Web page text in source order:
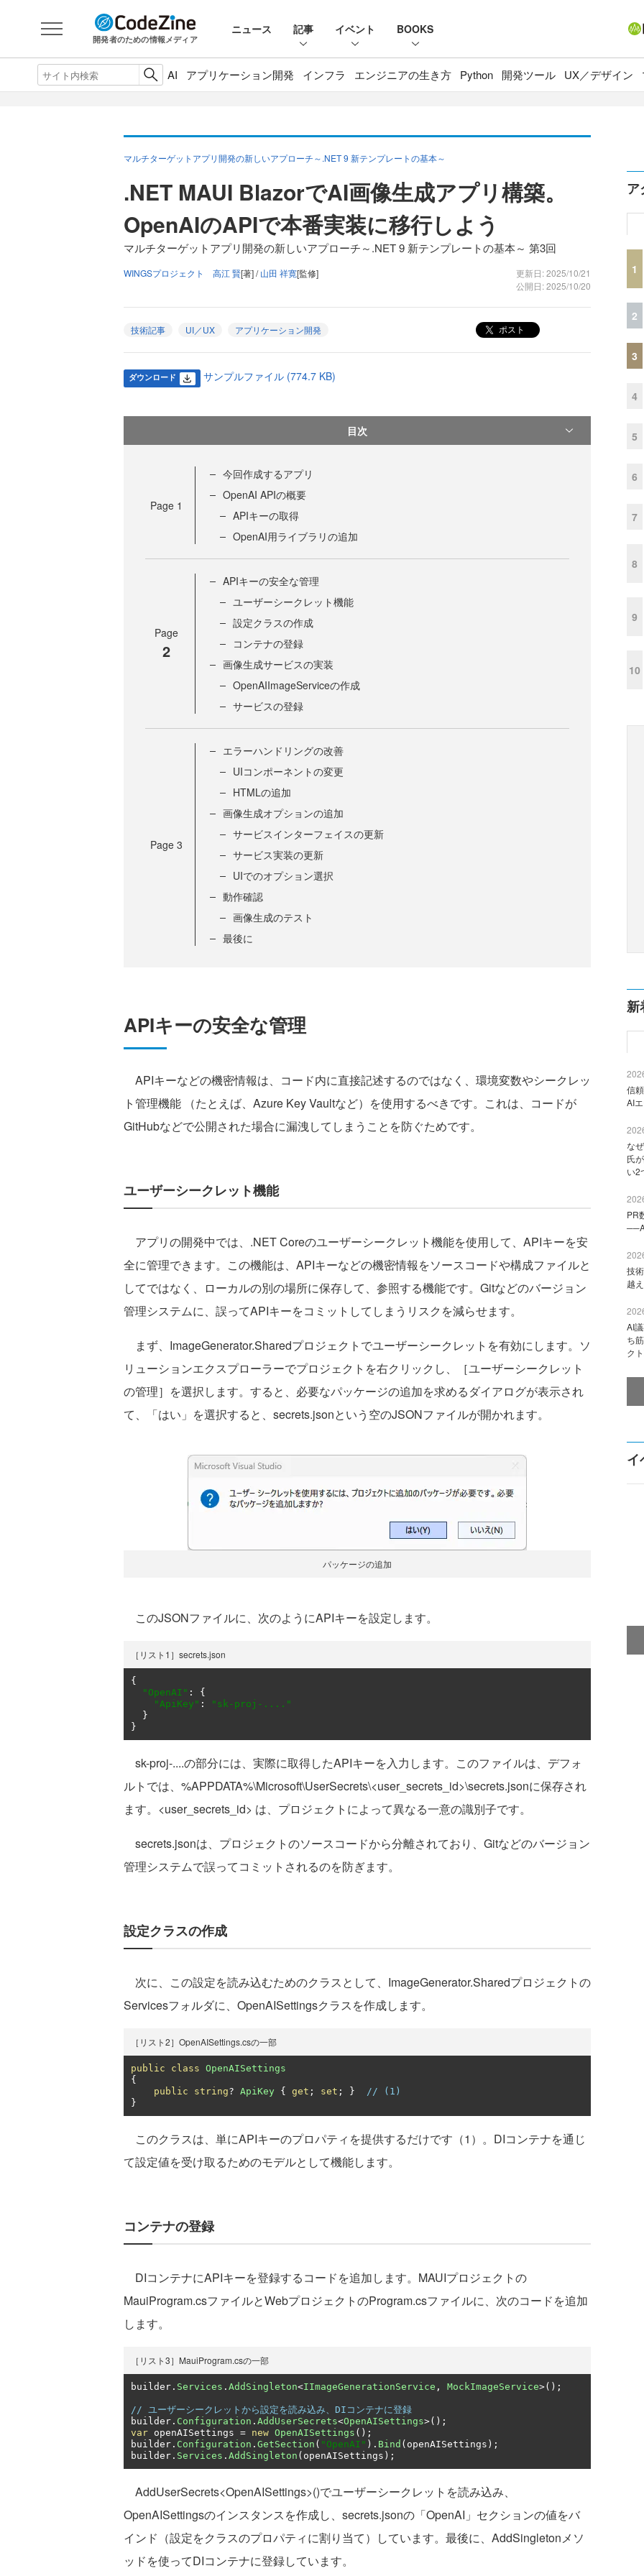
開発者のための情報メディア
ニュース 記事 イベント BOOKS
AI アプリケーション開発 インフラ エンジニアの生き方 Python 開発ツール UX／デザイン
マルチターゲットアプリ開発の新しいアプローチ～.NET 9 新テンプレートの基本～
.NET MAUI BlazorでAI画像生成アプリ構築。
OpenAIのAPIで本番実装に移行しよう
マルチターゲットアプリ開発の新しいアプローチ～.NET 9 新テンプレートの基本～ 第3回
WINGSプロジェクト 高江 賢[著] /山田 祥寛[監修]
更新日: 2025/10/21
公開日: 2025/10/20
技術記事 UI／UX アプリケーション開発 ポスト
ダウンロード サンプルファイル (774.7 KB)
目次
Page 1
今回作成するアプリ
OpenAI APIの概要
APIキーの取得
OpenAI用ライブラリの追加
Page
2
APIキーの安全な管理
ユーザーシークレット機能
設定クラスの作成
コンテナの登録
画像生成サービスの実装
OpenAIImageServiceの作成
サービスの登録
Page 3
エラーハンドリングの改善
UIコンポーネントの変更
HTMLの追加
画像生成オプションの追加
サービスインターフェイスの更新
サービス実装の更新
UIでのオプション選択
動作確認
画像生成のテスト
最後に
APIキーの安全な管理
APIキーなどの機密情報は、コード内に直接記述するのではなく、環境変数やシークレッ
ト管理機能 （たとえば、Azure Key Vaultなど）を使用するべきです。これは、コードが
GitHubなどで公開された場合に漏洩してしまうことを防ぐためです。
ユーザーシークレット機能
アプリの開発中では、.NET Coreのユーザーシークレット機能を使用して、APIキーを安
全に管理できます。この機能は、APIキーなどの機密情報をソースコードや構成ファイルと
してではなく、ローカルの別の場所に保存して、参照する機能です。Gitなどのバージョン
管理システムに、誤ってAPIキーをコミットしてしまうリスクを減らせます。
まず、ImageGenerator.Sharedプロジェクトでユーザーシークレットを有効にします。ソ
リューションエクスプローラーでプロジェクトを右クリックし、［ユーザーシークレット
の管理］を選択します。すると、必要なパッケージの追加を求めるダイアログが表示され
て、「はい」を選択すると、secrets.jsonという空のJSONファイルが開かれます。
パッケージの追加
このJSONファイルに、次のようにAPIキーを設定します。
［リスト1］secrets.json
{
"OpenAI" :
{
"ApiKey" :
"sk-proj-...."
}
}
sk-proj-....の部分には、実際に取得したAPIキーを入力します。このファイルは、デフォ
ルトでは、%APPDATA%\Microsoft\UserSecrets\<user_secrets_id>\secrets.jsonに保存され
ます。<user_secrets_id> は、プロジェクトによって異なる一意の識別子です。
secrets.jsonは、プロジェクトのソースコードから分離されており、Gitなどのバージョン
管理システムで誤ってコミットされるのを防ぎます。
設定クラスの作成
次に、この設定を読み込むためのクラスとして、ImageGenerator.Sharedプロジェクトの
Servicesフォルダに、OpenAISettingsクラスを作成します。
［リスト2］OpenAISettings.csの一部
public class OpenAISettings
{
public
string? ApiKey { get ; set ; }
// (1)
}
このクラスは、単にAPIキーのプロパティを提供するだけです（1）。DIコンテナを通じ
て設定値を受け取るためのモデルとして機能します。
コンテナの登録
DIコンテナにAPIキーを登録するコードを追加します。MAUIプロジェクトの
MauiProgram.csファイルとWebプロジェクトのProgram.csファイルに、次のコードを追加
します。
［リスト3］MauiProgram.csの一部
builder . Services . AddSingleton<IImageGenerationService , MockImageService>();
// ユーザーシークレットから設定を読み込み、DIコンテナに登録
builder . Configuration . AddUserSecrets<OpenAISettings>();
var openAISettings = new OpenAISettings ();
builder . Configuration . GetSection ( "OpenAI" ). Bind ( openAISettings );
builder . Services . AddSingleton ( openAISettings );
AddUserSecrets<OpenAISettings>()でユーザーシークレットを読み込み、
OpenAISettingsのインスタンスを作成し、secrets.jsonの「OpenAI」セクションの値をバ
インド（設定をクラスのプロパティに割り当て）しています。最後に、AddSingletonメソ
ッドを使ってDIコンテナに登録しています。
ア
1
2
3
4
5
6
7
8
9
10
新
信
AI
な
氏
い2
PR
技
越
AI
ち
ク
イ